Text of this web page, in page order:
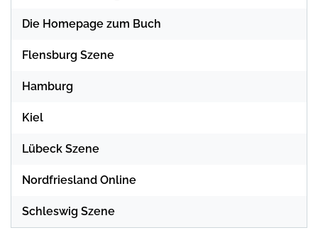
Die Homepage zum Buch
Flensburg Szene
Hamburg
Kiel
Lübeck Szene
Nordfriesland Online
Schleswig Szene